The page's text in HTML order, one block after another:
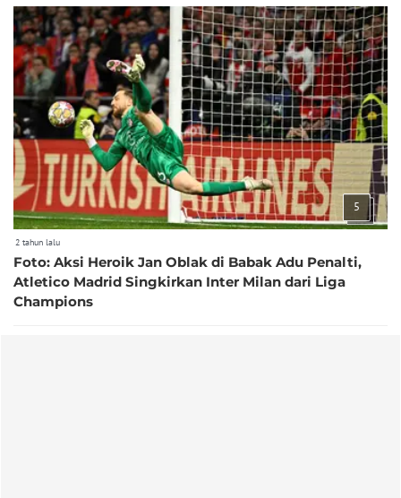
5
2 tahun lalu
Foto: Aksi Heroik Jan Oblak di Babak Adu Penalti,
Atletico Madrid Singkirkan Inter Milan dari Liga
Champions